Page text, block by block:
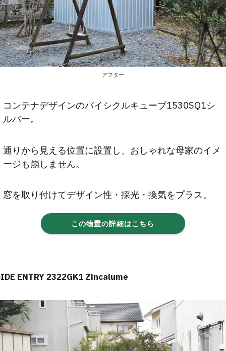
アフター
コンテナデザインのバイシクルキューブ1530SQ1シ
ルバー。
通りから見える位置に設置し、おしゃれな母家のイメ
ージも崩しません。
窓を取り付けてデザイン性・採光・換気をプラス。
この物置の詳細はこちら
ENTRY 2322GK1 Zincalume